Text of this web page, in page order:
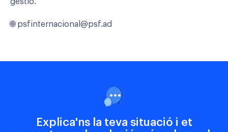
🌐 psfinternacional@psf.ad
Explica'ns la teva situació i et